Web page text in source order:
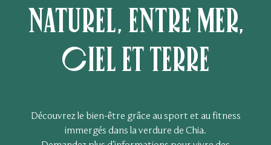
naturel, entre mer,
ciel et terre
Découvrez le bien-être grâce au sport et au fitness
immergés dans la verdure de Chia.